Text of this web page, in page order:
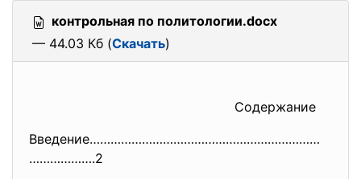
контрольная по политологии.docx
— 44.03 Кб (Скачать)
Содержание
Введение…………………………………………………………
……………….2